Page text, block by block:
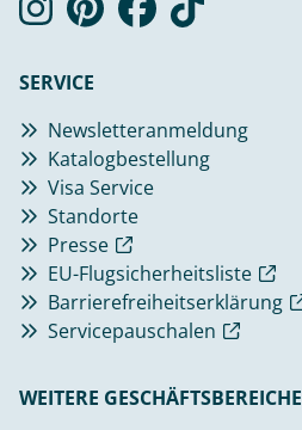
SERVICE
Newsletteranmeldung
Katalogbestellung
Visa Service
Standorte
Presse
EU-Flugsicherheitsliste
Barrierefreiheitserklärung
Servicepauschalen
WEITERE GESCHÄFTSBEREICHE